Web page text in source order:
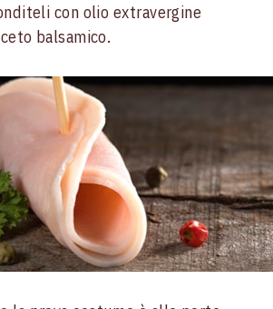
con olio extravergine
balsamico.